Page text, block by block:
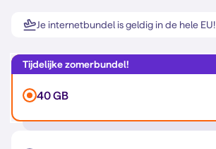
Je internetbundel is geldig in de hele EU!
40 GB